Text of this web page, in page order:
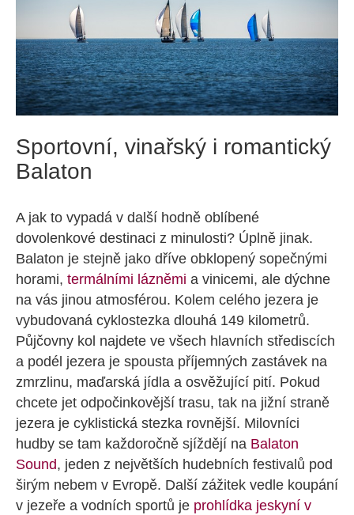
Sportovní, vinařský i romantický
Balaton
A jak to vypadá v další hodně oblíbené
dovolenkové destinaci z minulosti? Úplně jinak.
Balaton je stejně jako dříve obklopený sopečnými
horami, termálními lázněmi a vinicemi, ale dýchne
na vás jinou atmosférou. Kolem celého jezera je
vybudovaná cyklostezka dlouhá 149 kilometrů.
Půjčovny kol najdete ve všech hlavních střediscích
a podél jezera je spousta příjemných zastávek na
zmrzlinu, maďarská jídla a osvěžující pití. Pokud
chcete jet odpočinkovější trasu, tak na jižní straně
jezera je cyklistická stezka rovnější. Milovníci
hudby se tam každoročně sjíždějí na Balaton
Sound, jeden z největších hudebních festivalů pod
širým nebem v Evropě. Další zážitek vedle koupání
v jezeře a vodních sportů je prohlídka jeskyní v